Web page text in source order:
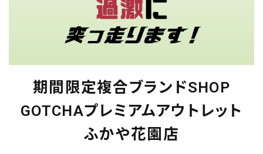
期間限定複合ブランドSHOP
GOTCHAプレミアムアウトレット
ふかや花園店